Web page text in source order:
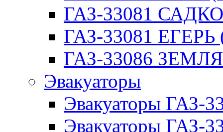
ГАЗ-33081 САДКО
ГАЗ-33081 ЕГЕРЬ
ГАЗ-33086
Эвакуаторы
Эвакуаторы ГАЗ-
Эвакуаторы